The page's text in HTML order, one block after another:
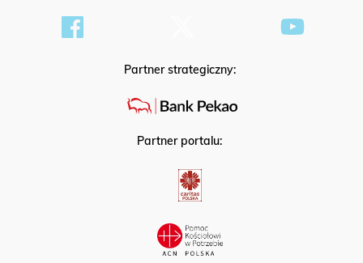
Partner strategiczny:
Partner portalu: